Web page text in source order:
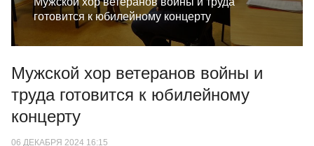
готовится к юбилейному концерту
Мужской хор ветеранов войны и
труда готовится к юбилейному
концерту
06 ДЕКАБРЯ 2024 16:15